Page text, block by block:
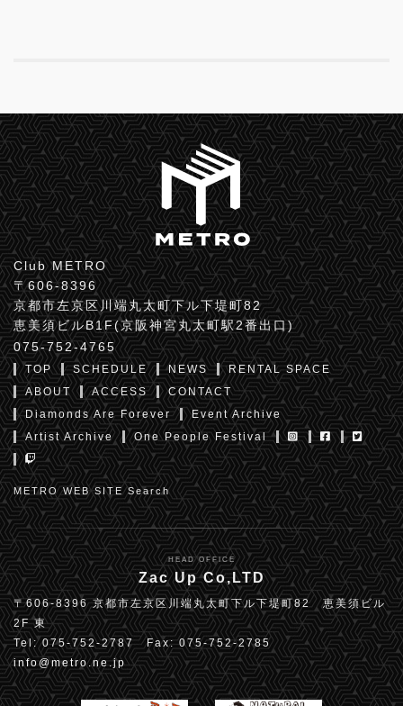
Club METRO
〒606-8396
京都市左京区川端丸太町下ル下堤町82
恵美須ビルB1F(京阪神宮丸太町駅2番出口)
075-752-4765
TOP SCHEDULE NEWS
RENTAL SPACE
ABOUT
ACCESS
CONTACT
Diamonds Are Forever
Event Archive
Artist Archive
One People Festival
METRO WEB SITE Search
HEAD OFFICE
Zac Up Co,LTD
〒606-8396 京都市左京区川端丸太町下ル下堤町82 恵美須ビル
2F 東
Tel: 075-752-2787 Fax: 075-752-2785
info@metro.ne.jp